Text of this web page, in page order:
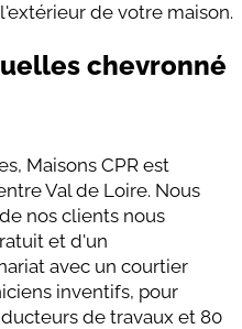
de votre maison.
chevronné
Maisons CPR est
Val de Loire. Nous
nos clients nous
et d'un
avec un courtier
inventifs, pour
de travaux et 80